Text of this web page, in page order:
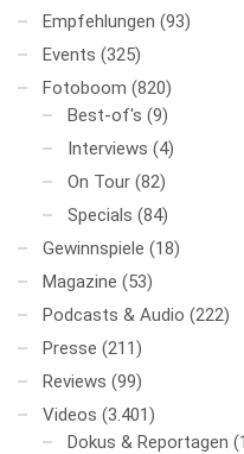
Empfehlungen (93)
Events (325)
Fotoboom (820)
Best-of's (9)
Interviews (4)
On Tour (82)
Specials (84)
Gewinnspiele (18)
Magazine (53)
Podcasts & Audio (222)
Presse (211)
Reviews (99)
Videos (3.401)
Dokus & Reportagen